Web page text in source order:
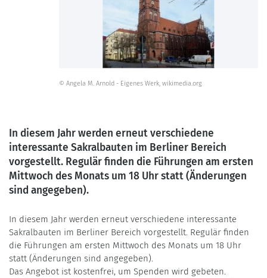
© Angela M. Arnold - Eigenes Werk, wikimedia.org
In diesem Jahr werden erneut verschiedene
interessante Sakralbauten im Berliner Bereich
vorgestellt. Regulär finden die Führungen am ersten
Mittwoch des Monats um 18 Uhr statt (Änderungen
sind angegeben).
In diesem Jahr werden erneut verschiedene interessante
Sakralbauten im Berliner Bereich vorgestellt. Regulär finden
die Führungen am ersten Mittwoch des Monats um 18 Uhr
statt (Änderungen sind angegeben).
Das Angebot ist kostenfrei, um Spenden wird gebeten.